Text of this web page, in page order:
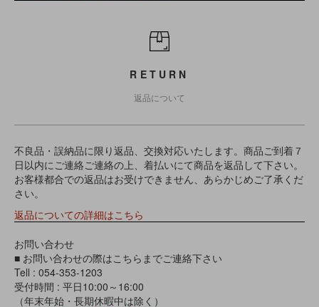
RETURN
返品について
不良品・誤納品に限り返品、交換対応いたします。商品ご到着７
日以内にご連絡ご連絡の上、着払いにて商品を返品して下さい。
お客様都合での返品はお受けできません、あらかじめご了承くだ
さい。
返品についての詳細はこちら
お問い合わせ
■ お問い合わせの際はこちらまでご連絡下さい
Tell : 054-353-1203
受付時間 : 平日10:00～16:00
（年末年始・長期休暇中は除く）